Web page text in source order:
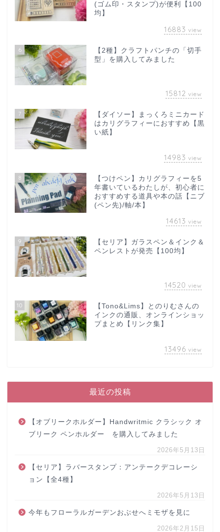
(ゴム印・スタンプ)が便利【100
均】
16883 view
6
【2種】クラフトパンチの「切手
型」を購入してみました
15812 view
7
【ダイソー】まっくろミニカード
はカリグラフィーにおすすめ【黒
い紙】
14983 view
8
【つけペン】カリグラフィーを5
年書いているわたしが、初心者に
おすすめする道具や本の話【ニブ
(ペン先)/軸/本】
14613 view
9
【セリア】ガラスペン＆インク＆
ペンレストが発売【100均】
14520 view
10
【Tono&Lims】とのりむさんの
インクの通販、オンラインショッ
プまとめ【リンク集】
13496 view
最近の投稿
【オブリークホルダー】Handwritmic クラシック オ
ブリーク ペンホルダー を購入してみました
2026年5月13日
【セリア】ラバースタンプ：アンテークデコレーシ
ョン【全4種】
2026年5月13日
今年もフローラルガーデンおぶせへミモザを見に
2026年2月15日